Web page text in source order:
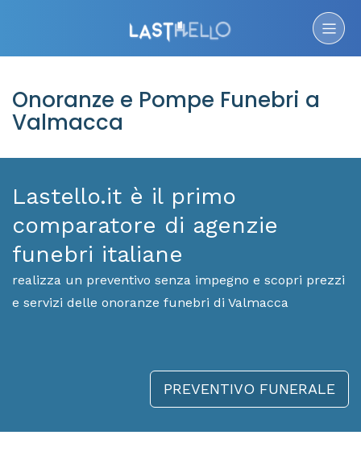
Onoranze e Pompe Funebri a
Valmacca
Lastello.it è il primo
comparatore di agenzie
funebri italiane
realizza un preventivo senza impegno e scopri prezzi
e servizi delle onoranze funebri di Valmacca
PREVENTIVO FUNERALE